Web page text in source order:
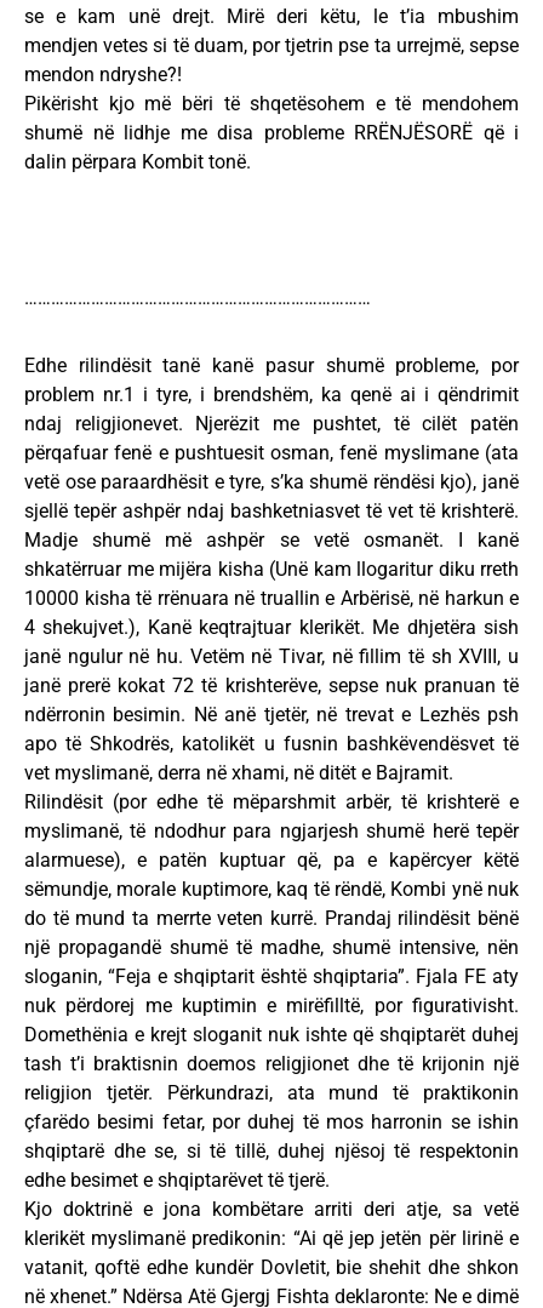
se e kam unë drejt. Mirë deri këtu, le t’ia mbushim
mendjen vetes si të duam, por tjetrin pse ta urrejmë, sepse
mendon ndryshe?!
Pikërisht kjo më bëri të shqetësohem e të mendohem
shumë në lidhje me disa probleme RRËNJËSORË që i
dalin përpara Kombit tonë.
……………………………………………………………………
Edhe rilindësit tanë kanë pasur shumë probleme, por
problem nr.1 i tyre, i brendshëm, ka qenë ai i qëndrimit
ndaj religjionevet. Njerëzit me pushtet, të cilët patën
përqafuar fenë e pushtuesit osman, fenë myslimane (ata
vetë ose paraardhësit e tyre, s’ka shumë rëndësi kjo), janë
sjellë tepër ashpër ndaj bashketniasvet të vet të krishterë.
Madje shumë më ashpër se vetë osmanët. I kanë
shkatërruar me mijëra kisha (Unë kam llogaritur diku rreth
10000 kisha të rrënuara në truallin e Arbërisë, në harkun e
4 shekujvet.), Kanë keqtrajtuar klerikët. Me dhjetëra sish
janë ngulur në hu. Vetëm në Tivar, në fillim të sh XVIII, u
janë prerë kokat 72 të krishterëve, sepse nuk pranuan të
ndërronin besimin. Në anë tjetër, në trevat e Lezhës psh
apo të Shkodrës, katolikët u fusnin bashkëvendësvet të
vet myslimanë, derra në xhami, në ditët e Bajramit.
Rilindësit (por edhe të mëparshmit arbër, të krishterë e
myslimanë, të ndodhur para ngjarjesh shumë herë tepër
alarmuese), e patën kuptuar që, pa e kapërcyer këtë
sëmundje, morale kuptimore, kaq të rëndë, Kombi ynë nuk
do të mund ta merrte veten kurrë. Prandaj rilindësit bënë
një propagandë shumë të madhe, shumë intensive, nën
sloganin, “Feja e shqiptarit është shqiptaria”. Fjala FE aty
nuk përdorej me kuptimin e mirëfilltë, por figurativisht.
Domethënia e krejt sloganit nuk ishte që shqiptarët duhej
tash t’i braktisnin doemos religjionet dhe të krijonin një
religjion tjetër. Përkundrazi, ata mund të praktikonin
çfarëdo besimi fetar, por duhej të mos harronin se ishin
shqiptarë dhe se, si të tillë, duhej njësoj të respektonin
edhe besimet e shqiptarëvet të tjerë.
Kjo doktrinë e jona kombëtare arriti deri atje, sa vetë
klerikët myslimanë predikonin: “Ai që jep jetën për lirinë e
vatanit, qoftë edhe kundër Dovletit, bie shehit dhe shkon
në xhenet.” Ndërsa Atë Gjergj Fishta deklaronte: Ne e dimë